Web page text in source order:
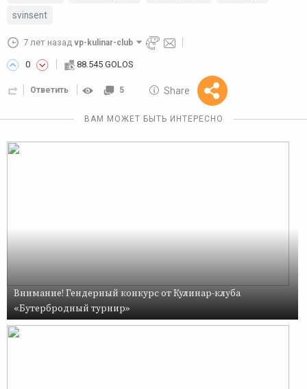
svinsent
7 лет назад vp-kulinar-club
0 88.545 GOLOS
Ответить 5 Share
Reward
10 GOLOS
ВАМ МОЖЕТ БЫТЬ ИНТЕРЕСНО
Внимание! Гендерный конкурс от Кулинар-клуба
«Бутербродный турнир»